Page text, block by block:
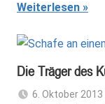
Weiterlesen
Die Träger des
6. Oktober 2013